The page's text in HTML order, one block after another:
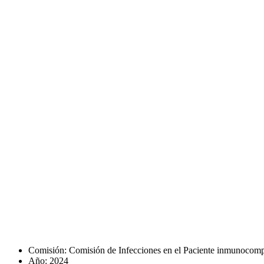
Comisión: Comisión de Infecciones en el Paciente
Año: 2024